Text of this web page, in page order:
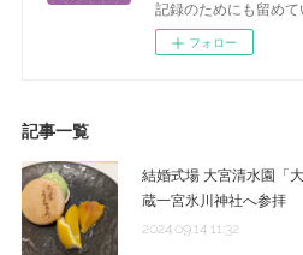
記録のためにも留めて
フォロー
記事一覧
結婚式場 大宮清水園「
蔵一宮氷川神社へ参拝
2024.09.14 11:32